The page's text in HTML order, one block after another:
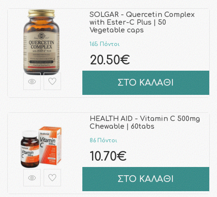
SOLGAR - Quercetin Complex
with Ester-C Plus | 50
Vegetable caps
165 Πόντοι
20.50€
ΣΤΟ ΚΑΛΑΘΙ
HEALTH AID - Vitamin C 500mg
Chewable | 60tabs
86 Πόντοι
10.70€
ΣΤΟ ΚΑΛΑΘΙ